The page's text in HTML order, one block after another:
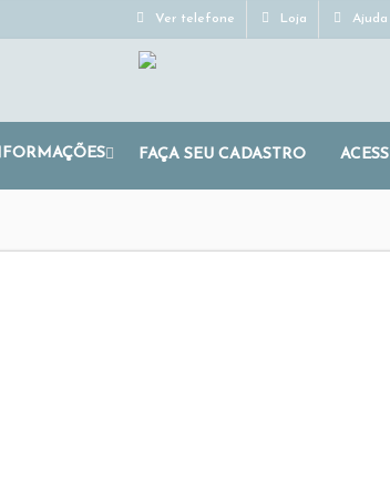
Ver telefone Loja Ajuda
FAÇA SEU CADASTRO